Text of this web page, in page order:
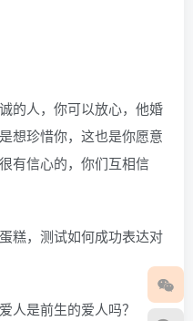
的人，你可以放心，他婚
想珍惜你，这也是你愿意
有信心的，你们互相信
糕，测试如何成功表达对
人是前生的爱人吗？